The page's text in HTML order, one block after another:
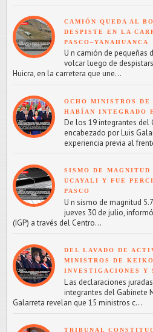
CAMIÓN QUEDA AL
DESPISTE EN LA
PASCO–YANAHUANCA
U n camión de pequeñas
volcar luego de
Huicra, en la carretera que une...
OCHO MINISTROS
HABÍAN INTEGRADO
De los 19 integrantes del
encabezado por Luis
experiencia previa al
SISMO DE
UCAYALI Y FUE
PASCO
U n sismo de magnitud
jueves 30 de julio,
(IGP) a través del Centro...
DEL LAVADO DE
MINISTROS DE
INVESTIGACIONES Y
L as declaraciones
integrantes del Gabinete
Galarreta revelan que 15 ministros c...
TRIBUNAL